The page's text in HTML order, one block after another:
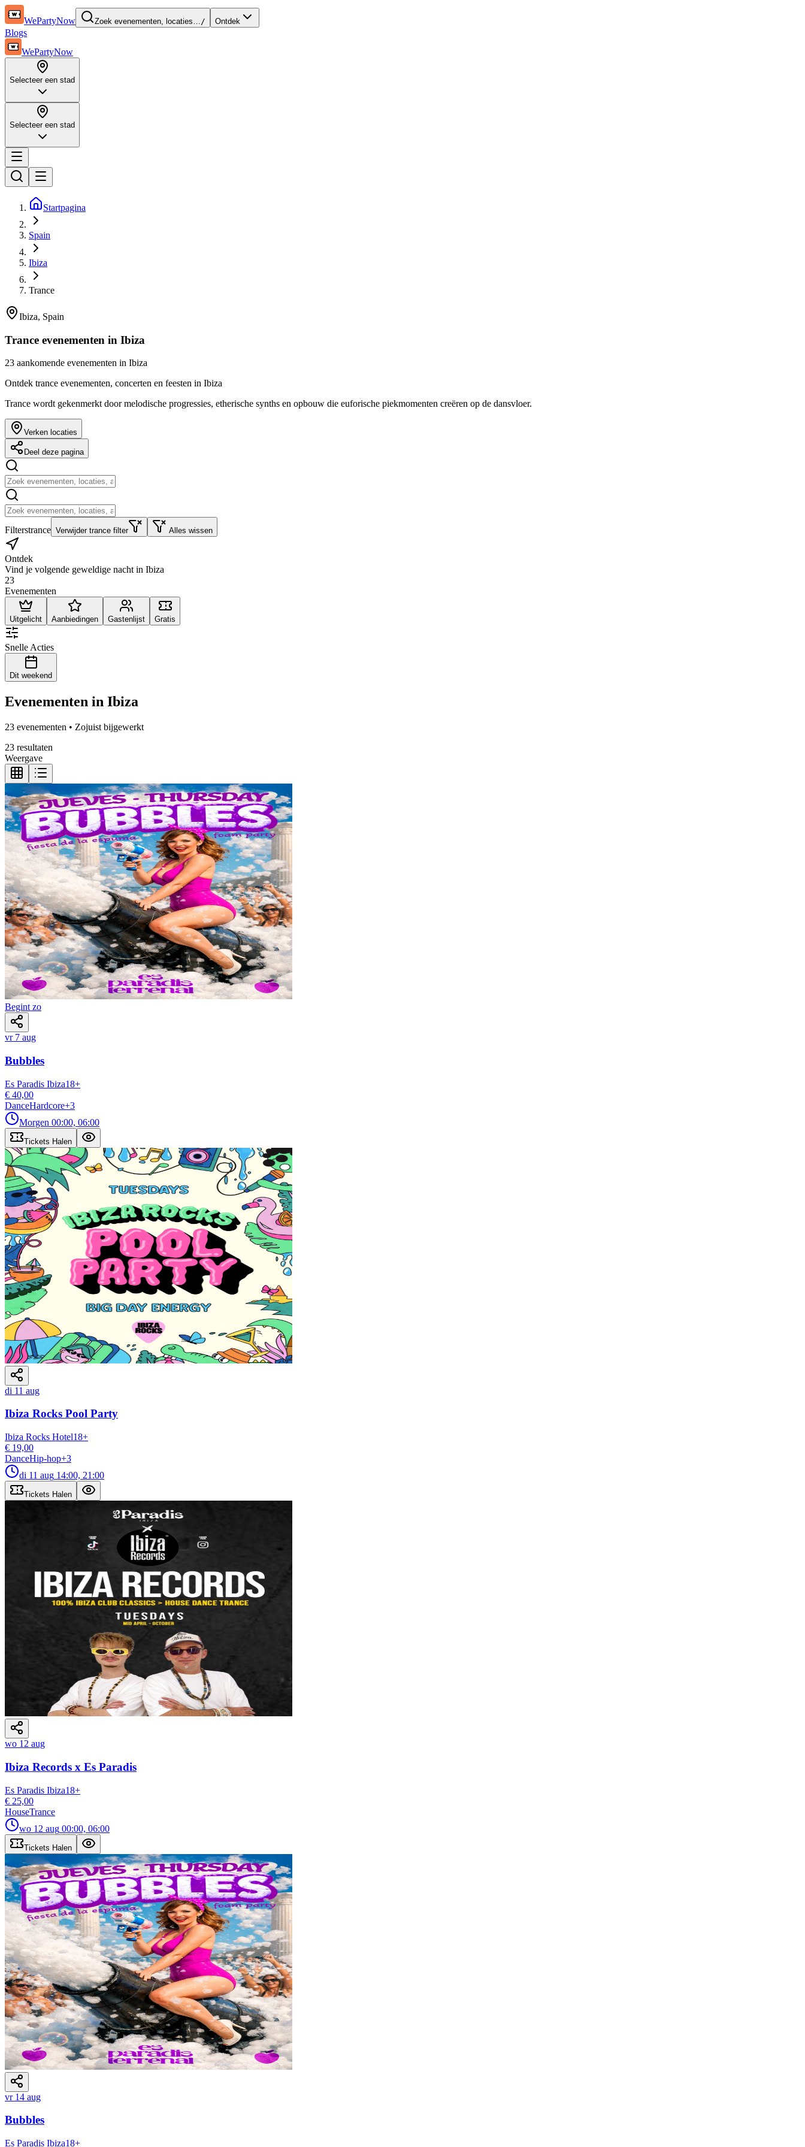
WePartyNow Zoek evenementen, locaties…/ Ontdek
Blogs
WePartyNow
Selecteer een stad
Selecteer een stad
Startpagina
Spain
Ibiza
Trance
Ibiza, Spain
Trance evenementen in Ibiza
23 aankomende evenementen in Ibiza
Ontdek trance evenementen, concerten en feesten in Ibiza
Trance wordt gekenmerkt door melodische progressies, etherische synths en opbouw die euforische piekmomenten creëren op de dansvloer.
Verken locaties
Deel deze pagina
Filterstrance Verwijder trance filter Alles wissen
Ontdek
Vind je volgende geweldige nacht in Ibiza
23
Evenementen
Uitgelicht Aanbiedingen Gastenlijst Gratis
Snelle Acties
Dit weekend
Evenementen in Ibiza
23 evenementen • Zojuist bijgewerkt
23 resultaten
Weergave
Begint zo
vr 7 aug
Bubbles
Es Paradis Ibiza18+
€ 40,00
DanceHardcore+3
Morgen 00:00, 06:00
Tickets Halen
di 11 aug
Ibiza Rocks Pool Party
Ibiza Rocks Hotel18+
€ 19,00
DanceHip-hop+3
di 11 aug 14:00, 21:00
Tickets Halen
wo 12 aug
Ibiza Records x Es Paradis
Es Paradis Ibiza18+
€ 25,00
HouseTrance
wo 12 aug 00:00, 06:00
Tickets Halen
vr 14 aug
Bubbles
Es Paradis Ibiza18+